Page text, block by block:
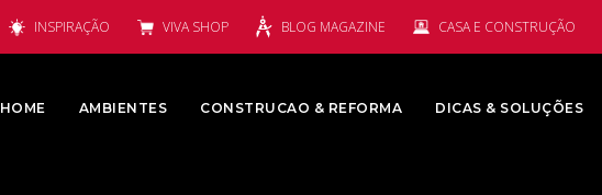
INSPIRAÇÃO VIVA SHOP BLOG MAGAZINE CASA E CONSTRUÇÃO
HOME AMBIENTES CONSTRUCAO & REFORMA DICAS & SOLUÇÕES